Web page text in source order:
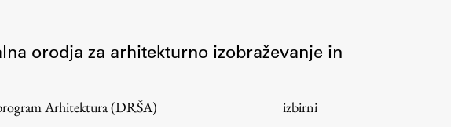
orodja za arhitekturno izobraževanje in
Arhitektura (DRŠA)
izbirni